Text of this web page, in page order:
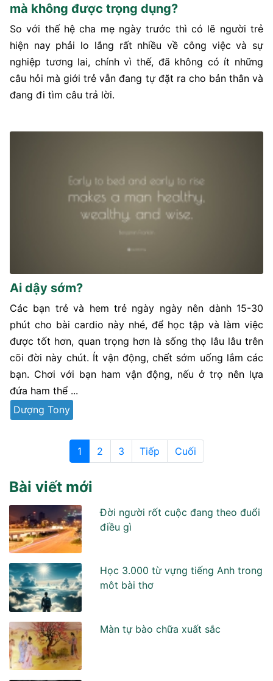
mà không được trọng dụng?
So với thế hệ cha mẹ ngày trước thì có lẽ người trẻ
hiện nay phải lo lắng rất nhiều về công việc và sự
nghiệp tương lai, chính vì thế, đã không có ít những
câu hỏi mà giới trẻ vẫn đang tự đặt ra cho bản thân và
đang đi tìm câu trả lời.
Ai dậy sớm?
Các bạn trẻ và hem trẻ ngày ngày nên dành 15-30
phút cho bài cardio này nhé, để học tập và làm việc
được tốt hơn, quan trọng hơn là sống thọ lâu lâu trên
cõi đời này chút. Ít vận động, chết sớm uống lắm các
bạn. Chơi với bạn ham vận động, nếu ở trọ nên lựa
đứa ham thể ...
Dượng Tony
1 2 3 Tiếp Cuối
Bài viết mới
Đời người rốt cuộc đang theo đuổi
điều gì
Học 3.000 từ vựng tiếng Anh trong
môt bài thơ
Màn tự bào chữa xuất sắc